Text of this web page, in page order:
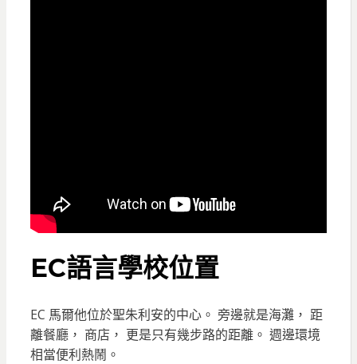
EC語言學校位置
EC 馬爾他位於聖朱利安的中心。 旁邊就是海灘， 距
離餐廳， 商店， 更是只有幾步路的距離。 週邊環境
相當便利熱鬧。